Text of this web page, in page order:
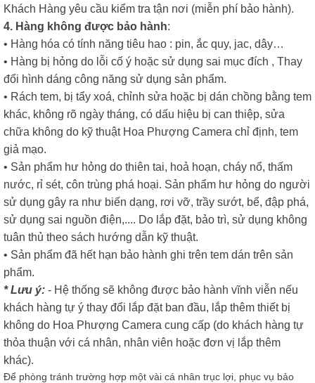
Khách Hàng yêu cầu kiểm tra tận nơi (miễn phí bảo hành).
4. Hàng không được bảo hành:
• Hàng hóa có tính năng tiêu hao : pin, ắc quy, jac, dây…
• Hàng bị hỏng do lỗi cố ý hoặc sử dụng sai mục đích , Thay
đổi hình dáng công năng sử dụng sản phẩm.
• Rách tem, bị tẩy xoá, chỉnh sửa hoặc bị dán chồng bằng tem
khác, không rõ ngày tháng, có dấu hiệu bị can thiệp, sửa
chữa không do kỹ thuật Hoa Phượng Camera chỉ định, tem
giả mạo.
• Sản phẩm hư hỏng do thiên tai, hoả hoạn, cháy nổ, thấm
nước, rỉ sét, côn trùng phá hoại. Sản phẩm hư hỏng do người
sử dụng gây ra như biến dạng, rơi vỡ, trầy sướt, bể, đập phá,
sử dụng sai nguồn điện,.... Do lắp đặt, bảo trì, sử dụng không
tuân thủ theo sách hướng dẫn kỹ thuật.
• Sản phẩm đã hết hạn bảo hành ghi trên tem dán trên sản
phẩm.
* Lưu ý: - Hệ thống sẽ không được bảo hành vĩnh viễn nếu
khách hàng tự ý thay đổi lắp đặt ban đầu, lắp thêm thiết bị
không do Hoa Phượng Camera cung cấp (do khách hàng tự
thỏa thuận với cá nhân, nhân viên hoặc đơn vị lắp thêm
khác).
Để phòng tránh trường hợp một vài cá nhân trục lợi, phục vụ bảo